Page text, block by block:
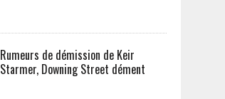
Rumeurs de démission de Keir
Starmer, Downing Street dément